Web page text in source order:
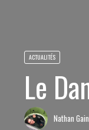
ACTUALITÉS
Le
Nathan Gain